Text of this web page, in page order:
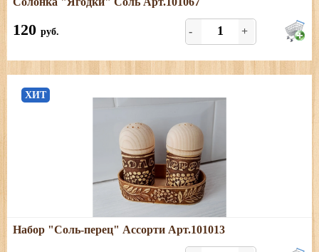
Размеры: высота - 9 см, диаметр - 4 см.
120 руб. - +
ХИТ
Подробнее
Размеры: высота солонки - 9 см, диаметр - 4,5 см. Длина
Набор "Соль-перец" Ассорти Арт.101013